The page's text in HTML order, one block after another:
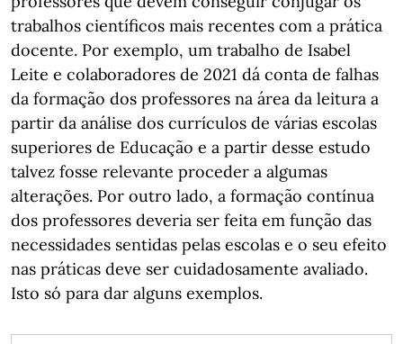
trabalhos científicos mais recentes com a prática
docente. Por exemplo, um trabalho de Isabel
Leite e colaboradores de 2021 dá conta de falhas
da formação dos professores na área da leitura a
partir da análise dos currículos de várias escolas
superiores de Educação e a partir desse estudo
talvez fosse relevante proceder a algumas
alterações. Por outro lado, a formação contínua
dos professores deveria ser feita em função das
necessidades sentidas pelas escolas e o seu efeito
nas práticas deve ser cuidadosamente avaliado.
Isto só para dar alguns exemplos.